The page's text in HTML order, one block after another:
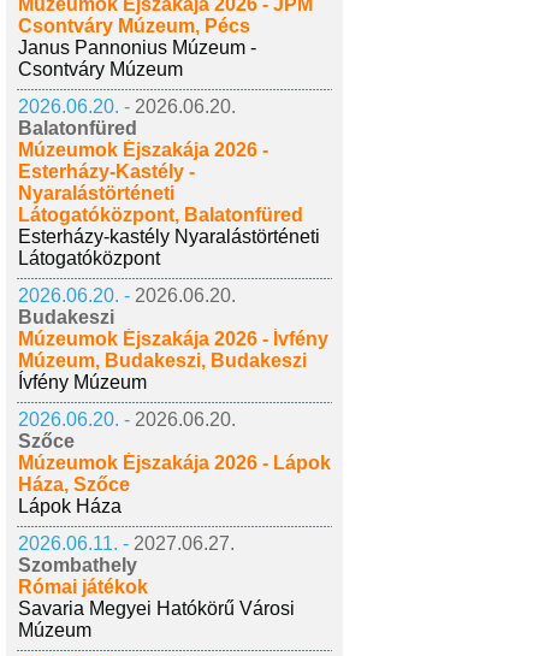
Múzeumok Éjszakája 2026 - JPM
Csontváry Múzeum, Pécs
Janus Pannonius Múzeum -
Csontváry Múzeum
2026.06.20. - 2026.06.20.
Balatonfüred
Múzeumok Éjszakája 2026 -
Esterházy-Kastély -
Nyaralástörténeti
Látogatóközpont, Balatonfüred
Esterházy-kastély Nyaralástörténeti
Látogatóközpont
2026.06.20. - 2026.06.20.
Budakeszi
Múzeumok Éjszakája 2026 - Ívfény
Múzeum, Budakeszi, Budakeszi
Ívfény Múzeum
2026.06.20. - 2026.06.20.
Szőce
Múzeumok Éjszakája 2026 - Lápok
Háza, Szőce
Lápok Háza
2026.06.11. - 2027.06.27.
Szombathely
Római játékok
Savaria Megyei Hatókörű Városi
Múzeum